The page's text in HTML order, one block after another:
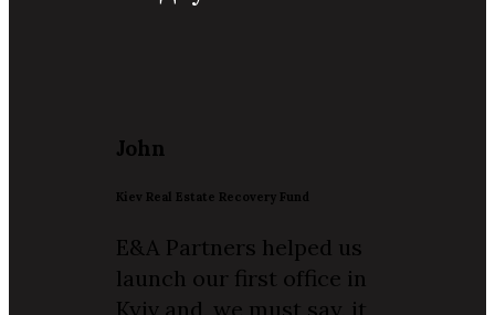
John
Kiev Real Estate Recovery Fund
E&A Partners helped us
launch our first office in
Kyiv and, we must say, it